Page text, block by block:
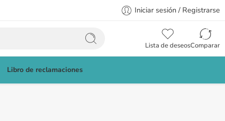
Iniciar sesión / Registrarse
Lista de deseosComparar
Libro de reclamaciones